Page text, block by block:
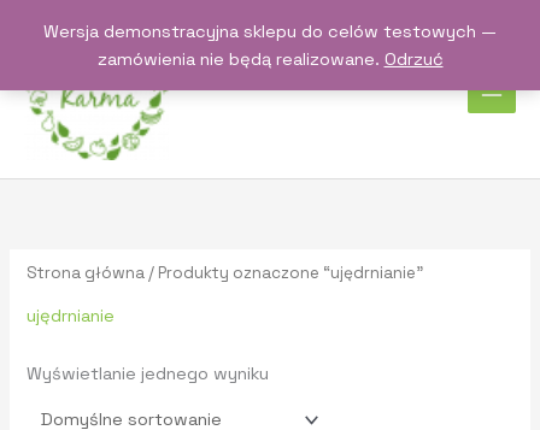
Wersja demonstracyjna sklepu do celów testowych —
zamówienia nie będą realizowane. Odrzuć
Strona główna / Produkty oznaczone “ujędrnianie”
ujędrnianie
Wyświetlanie jednego wyniku